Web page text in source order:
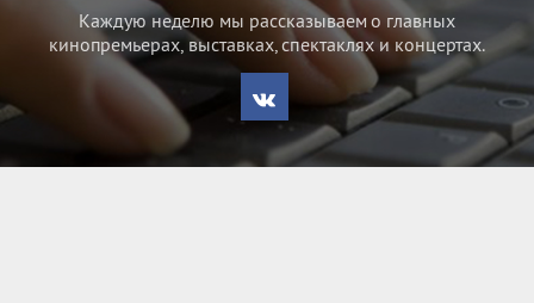
Каждую неделю мы рассказываем о главных
кинопремьерах, выставках, спектаклях и концертах.